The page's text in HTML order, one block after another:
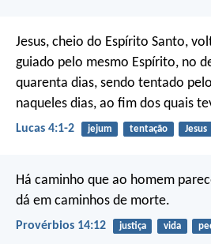
Jesus, cheio do Espírito Santo,
guiado pelo mesmo Espírito, no
quarenta dias, sendo tentado
naqueles dias, ao fim dos quais
Lucas 4:1-2 jejum tentação Jesus
Há caminho que ao homem
dá em caminhos de morte.
Provérbios 14:12 justiça vida